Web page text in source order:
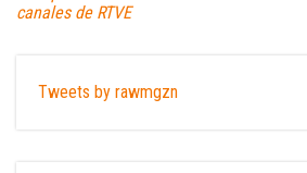
canales de RTVE
Tweets by rawmgzn